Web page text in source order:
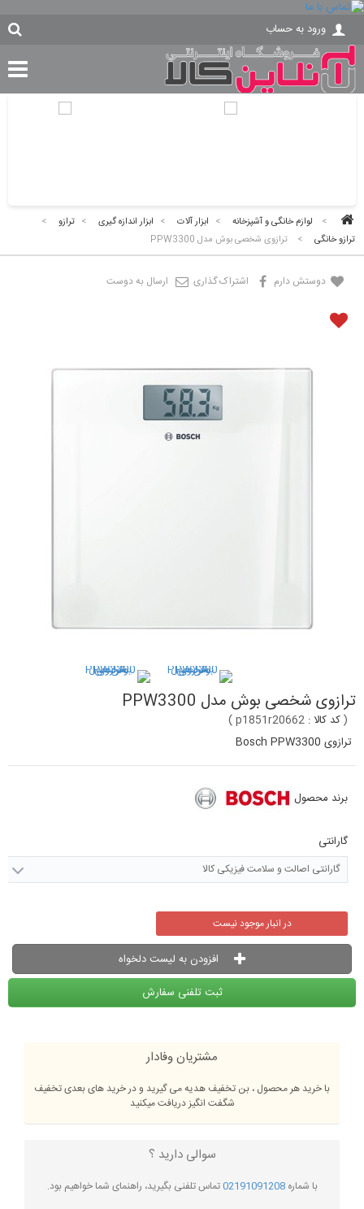
ورود به حساب
> لوازم خانگی و آشپزخانه > ابزار آلات > ابزار اندازه گیری > ترازو
>
ترازو خانگی
> ترازوی شخصی بوش مدل PPW3300
دوستش دارم اشتراک گذاری ارسال به دوست
ترازوی شخصی بوش مدل PPW3300
(کد کالا : p1851r20662
)
ترازوی Bosch PPW3300
برند محصول
گارانتی
گارانتی اصالت و سلامت فیزیکی کالا
در انبار موجود نیست
افزودن به لیست دلخواه
ثبت تلفنی سفارش
مشتریان وفادار
با خرید هر محصول ، بن تخفیف هدیه می گیرید و در خرید های بعدی تخفیف
شگفت انگیز دریافت میکنید
سوالی دارید ؟
با شماره02191091208تماس تلفنی بگیرید، راهنمای شما خواهیم بود.